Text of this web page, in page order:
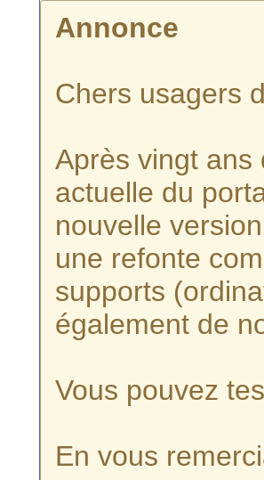
Annonce
Chers usagers
Après vingt ans
actuelle du
nouvelle
une refonte
supports
également de
Vous pouvez
En vous